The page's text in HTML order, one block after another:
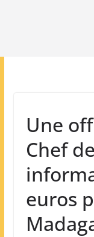
Une
Chef
euros